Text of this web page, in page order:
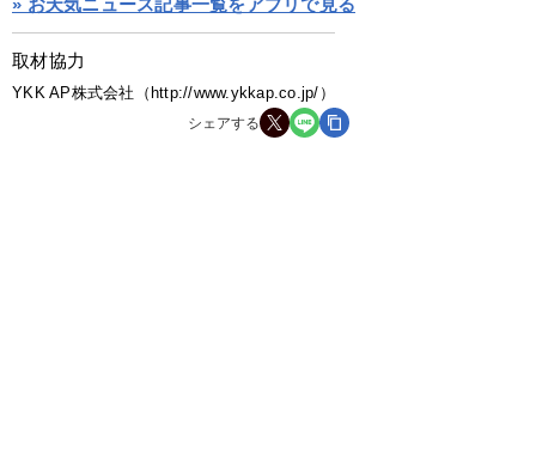
» お天気ニュース記事一覧をアプリで見る
取材協力
YKK AP株式会社（http://www.ykkap.co.jp/）
シェアする